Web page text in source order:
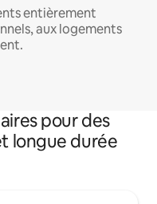
entièrement
aux logements
pour des
longue durée